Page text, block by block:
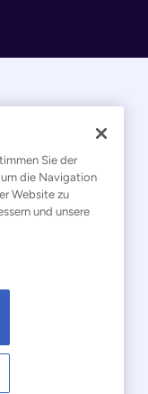
Sklaverei
der Website
Sitemap
zu Cookies
Sie der
die Navigation
Website zu
und unsere